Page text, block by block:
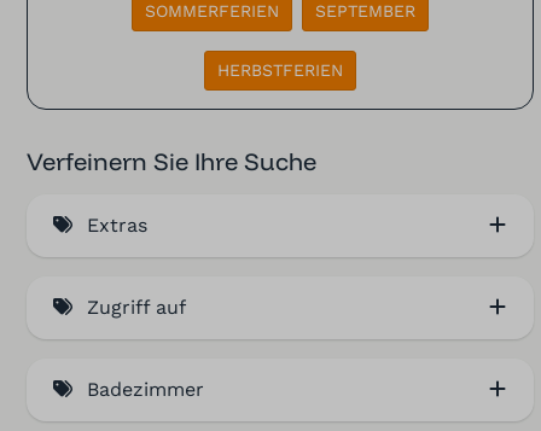
SOMMERFERIEN SEPTEMBER
HERBSTFERIEN
Verfeinern Sie Ihre Suche
Extras
Zugriff auf
Badezimmer